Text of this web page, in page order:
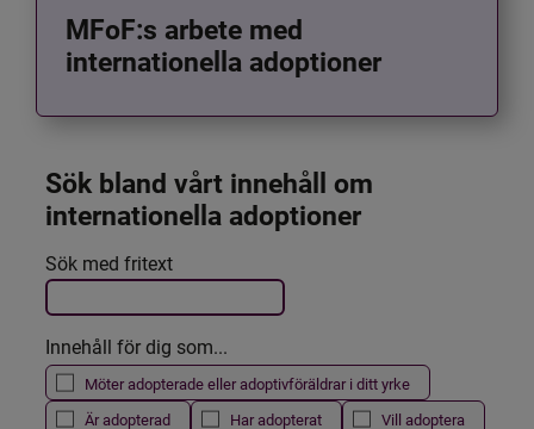
MFoF:s arbete med
internationella adoptioner
Sök bland vårt innehåll om
internationella adoptioner
Filtrera resultatet
Det här formuläret postas automatiskt
Sök med fritext
Innehåll för dig som...
Möter adopterade eller adoptivföräldrar i ditt yrke
Är adopterad
Har adopterat Vill adoptera